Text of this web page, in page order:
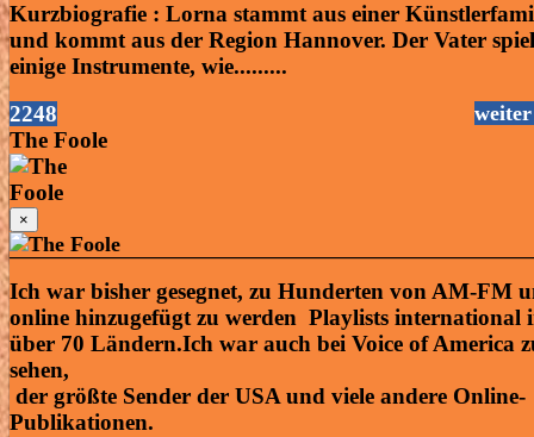
Kurzbiografie : Lorna stammt aus einer
und kommt aus der Region Hannover. Der Vater
einige Instrumente, wie.........
2248
weiter
The Foole
×
Ich war bisher gesegnet, zu Hunderten von AM-FM
online hinzugefügt zu werden Playlists international
über 70 Ländern.Ich war auch bei Voice of America
sehen,
der größte Sender der USA und viele andere Online-
Publikationen.